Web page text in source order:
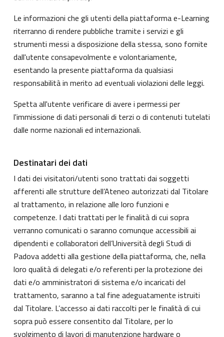
Le informazioni che gli utenti della piattaforma e-Learning
riterranno di rendere pubbliche tramite i servizi e gli
strumenti messi a disposizione della stessa, sono fornite
dall'utente consapevolmente e volontariamente,
esentando la presente piattaforma da qualsiasi
responsabilità in merito ad eventuali violazioni delle leggi.
Spetta all'utente verificare di avere i permessi per
l'immissione di dati personali di terzi o di contenuti tutelati
dalle norme nazionali ed internazionali.
Destinatari dei dati
I dati dei visitatori/utenti sono trattati dai soggetti
afferenti alle strutture dell’Ateneo autorizzati dal Titolare
al trattamento, in relazione alle loro funzioni e
competenze. I dati trattati per le finalità di cui sopra
verranno comunicati o saranno comunque accessibili ai
dipendenti e collaboratori dell’Università degli Studi di
Padova addetti alla gestione della piattaforma, che, nella
loro qualità di delegati e/o referenti per la protezione dei
dati e/o amministratori di sistema e/o incaricati del
trattamento, saranno a tal fine adeguatamente istruiti
dal Titolare. L’accesso ai dati raccolti per le finalità di cui
sopra può essere consentito dal Titolare, per lo
svolgimento di lavori di manutenzione hardware o